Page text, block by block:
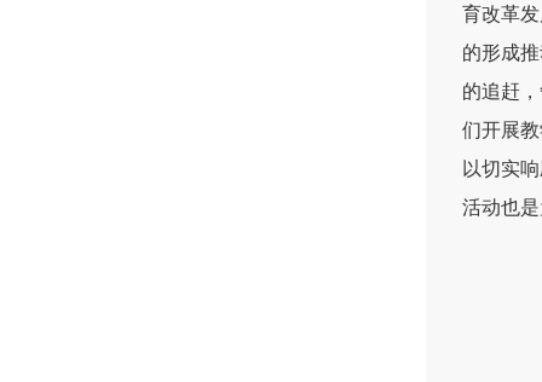
育改革
的形成
的追赶
们开展
以切实
活动也